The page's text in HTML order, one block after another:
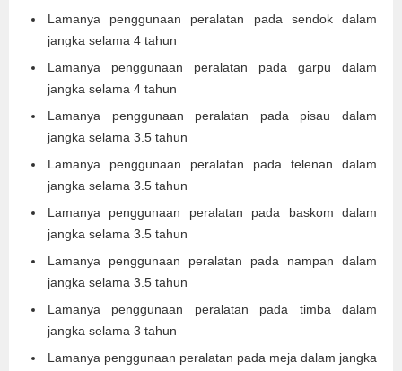
Lamanya penggunaan peralatan pada sendok dalam
jangka selama 4 tahun
Lamanya penggunaan peralatan pada garpu dalam
jangka selama 4 tahun
Lamanya penggunaan peralatan pada pisau dalam
jangka selama 3.5 tahun
Lamanya penggunaan peralatan pada telenan dalam
jangka selama 3.5 tahun
Lamanya penggunaan peralatan pada baskom dalam
jangka selama 3.5 tahun
Lamanya penggunaan peralatan pada nampan dalam
jangka selama 3.5 tahun
Lamanya penggunaan peralatan pada timba dalam
jangka selama 3 tahun
Lamanya penggunaan peralatan pada meja dalam jangka